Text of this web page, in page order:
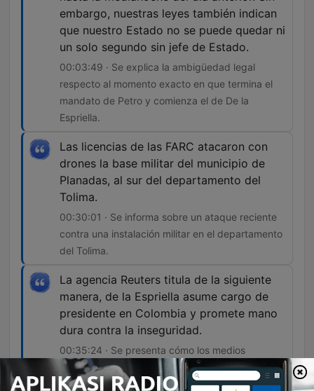
embargo, nuestras leyes también indican
que nuestro Estado no se puede quedar ni
un solo segundo sin jefe de Estado.
00:03:49 · Se explica la ambigüedad legal
respecto al momento exacto en que termina el
mandato de Petro y comienza el de De la
Espriella.
Las licencias de las FARC atacaron con
drones la base militar del municipio de
Planadas, al sur del departamento del
Tolima.
00:30:01 · Se informa sobre un ataque reciente
contra una instalación militar en el departamento
del Tolima.
La agencia Reuters titula de la siguiente
manera, de la Espriella asume cargo de
presidente en Colombia y promete mano
dura contra la inseguridad.
00:35:24 · Se presenta cómo los medios
internacionales están reportando el cambio de
gobierno en el país.